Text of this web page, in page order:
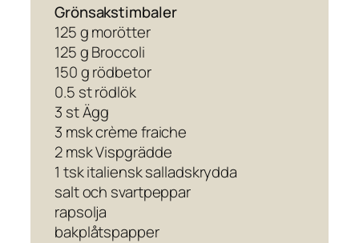
Grönsakstimbaler
125 g morötter
125 g Broccoli
150 g rödbetor
0.5 st rödlök
3 st Ägg
3 msk crème fraiche
2 msk Vispgrädde
1 tsk italiensk salladskrydda
salt och svartpeppar
rapsolja
bakplåtspapper